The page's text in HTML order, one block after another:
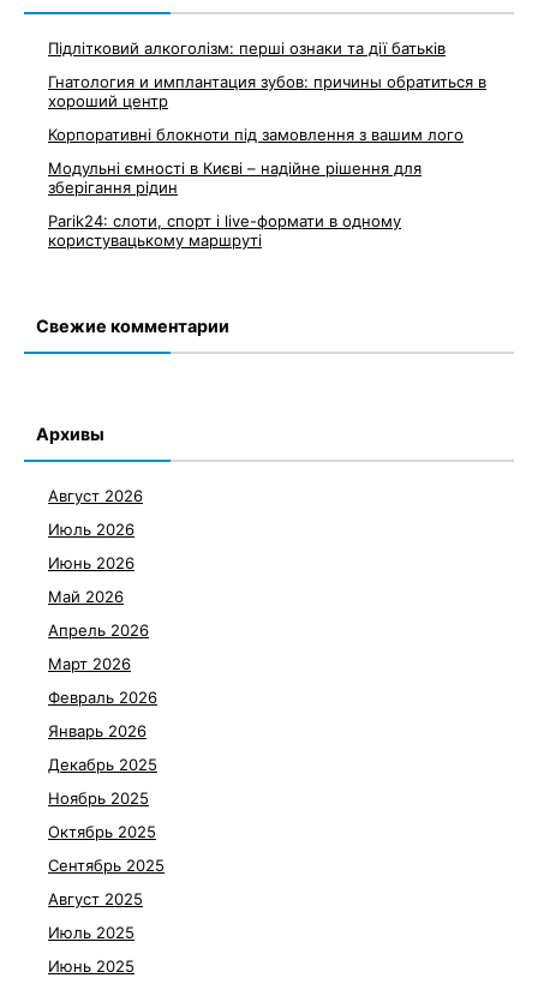
Підлітковий алкоголізм: перші ознаки та дії батьків
Гнатология и имплантация зубов: причины обратиться в
хороший центр
Корпоративні блокноти під замовлення з вашим лого
Модульні ємності в Києві – надійне рішення для
зберігання рідин
Parik24: слоти, спорт і live-формати в одному
користувацькому маршруті
Свежие комментарии
Архивы
Август 2026
Июль 2026
Июнь 2026
Май 2026
Апрель 2026
Март 2026
Февраль 2026
Январь 2026
Декабрь 2025
Ноябрь 2025
Октябрь 2025
Сентябрь 2025
Август 2025
Июль 2025
Июнь 2025